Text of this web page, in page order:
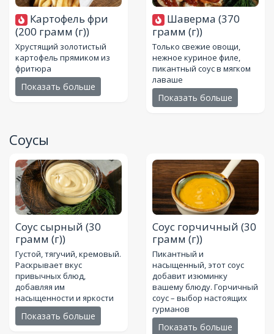
Картофель фри
(200 грамм (г))
Хрустящий золотистый
картофель прямиком из
фритюра
Показать больше
Шаверма(370
грамм (г))
Только свежие овощи,
нежное куриное филе,
пикантный соус в мягком
лаваше
Показать больше
Соусы
Соус сырный (30
грамм (г))
Густой, тягучий, кремовый.
Раскрывает вкус
привычных блюд,
добавляя им
насыщенности и яркости
Показать больше
Соус горчичный (30
грамм (г))
Пикантный и
насыщенный, этот соус
добавит изюминку
вашему блюду. Горчичный
соус – выбор настоящих
гурманов
Показать больше